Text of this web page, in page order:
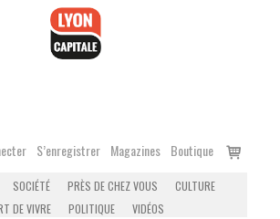
S’enregistrer Magazines Boutique
Voir
SOCIÉTÉ PRÈS DE CHEZ VOUS
CULTURE
DE VIVRE
POLITIQUE VIDÉOS